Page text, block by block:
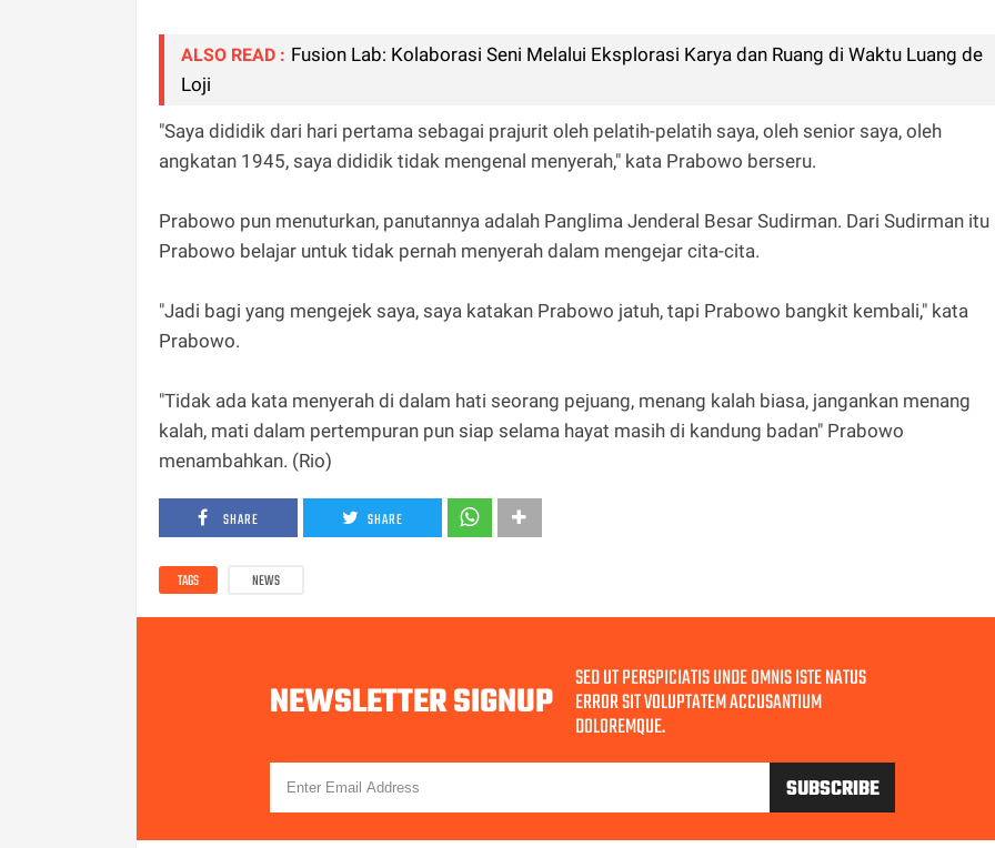
ALSO READ : Fusion Lab: Kolaborasi Seni Melalui Eksplorasi Karya dan Ruang di Waktu Luang de
Loji
"Saya dididik dari hari pertama sebagai prajurit oleh pelatih-pelatih saya, oleh senior saya, oleh
angkatan 1945, saya dididik tidak mengenal menyerah," kata Prabowo berseru.
Prabowo pun menuturkan, panutannya adalah Panglima Jenderal Besar Sudirman. Dari Sudirman itu
Prabowo belajar untuk tidak pernah menyerah dalam mengejar cita-cita.
"Jadi bagi yang mengejek saya, saya katakan Prabowo jatuh, tapi Prabowo bangkit kembali," kata
Prabowo.
"Tidak ada kata menyerah di dalam hati seorang pejuang, menang kalah biasa, jangankan menang
kalah, mati dalam pertempuran pun siap selama hayat masih di kandung badan" Prabowo
menambahkan. (Rio)
SHARE SHARE
TAGS NEWS
NEWSLETTER SIGNUP SED UT PERSPICIATIS UNDE OMNIS ISTE NATUS
ERROR SIT VOLUPTATEM ACCUSANTIUM
DOLOREMQUE.